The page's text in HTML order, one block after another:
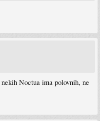
Noctua ima polovnih, ne